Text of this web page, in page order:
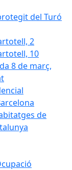
del Turó
2
10
8 de març,
de